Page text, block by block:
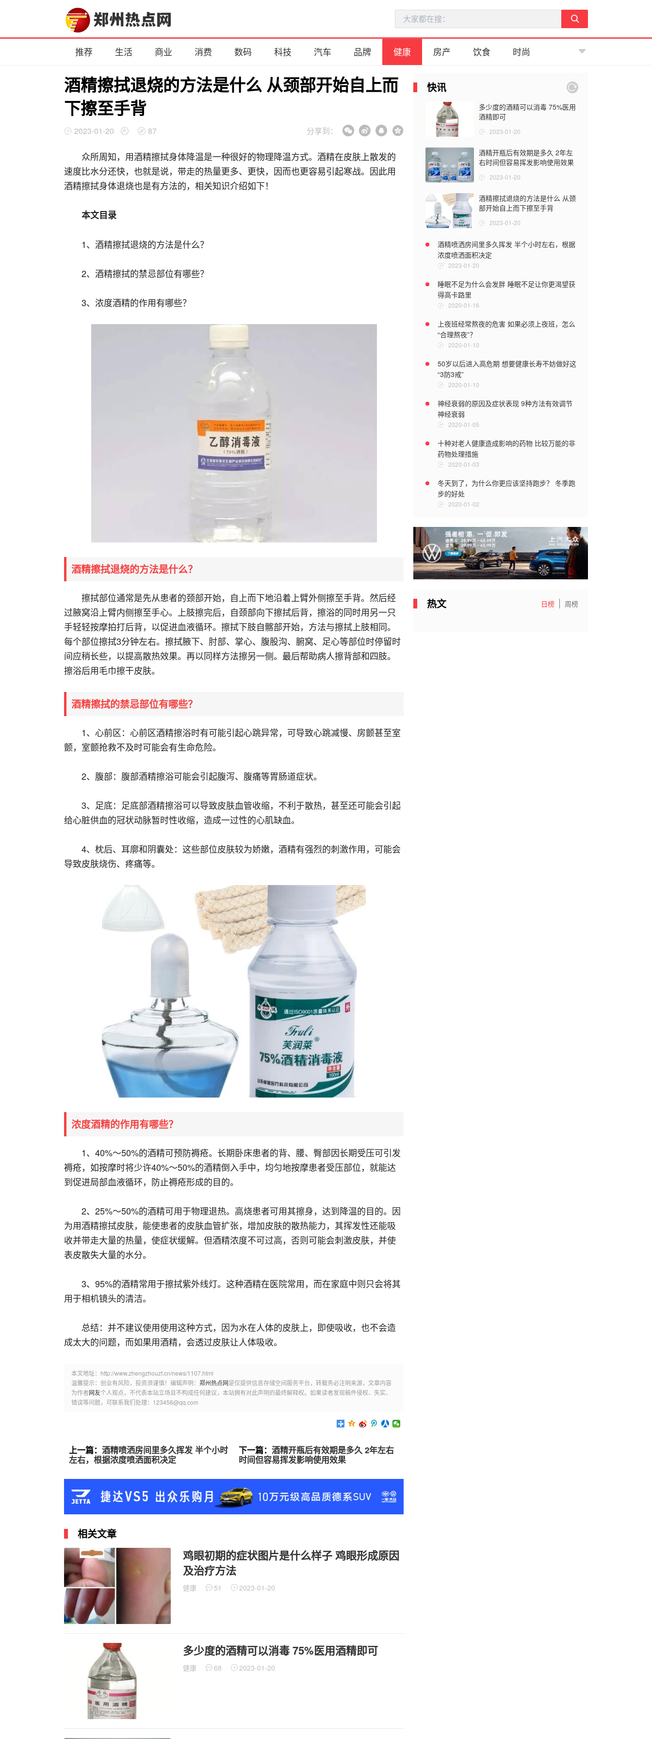
酒精擦拭退烧的方法是什么 从颈部开始自上而
下擦至手背
2023-01-20 87 分享到：
众所周知，用酒精擦拭身体降温是一种很好的物理降温方式。酒精在皮肤上散发的
速度比水分还快，也就是说，带走的热量更多、更快，因而也更容易引起寒战。因此用
酒精擦拭身体退烧也是有方法的，相关知识介绍如下！
本文目录
1、酒精擦拭退烧的方法是什么？
2、酒精擦拭的禁忌部位有哪些？
3、浓度酒精的作用有哪些？
酒精擦拭退烧的方法是什么？
擦拭部位通常是先从患者的颈部开始，自上而下地沿着上臂外侧擦至手背。然后经
过腋窝沿上臂内侧擦至手心。上肢擦完后，自颈部向下擦拭后背，擦浴的同时用另一只
手轻轻按摩拍打后背，以促进血液循环。擦拭下肢自髂部开始，方法与擦拭上肢相同。
每个部位擦拭3分钟左右。擦拭腋下、肘部、掌心、腹股沟、腑窝、足心等部位时停留时
间应稍长些，以提高散热效果。再以同样方法擦另一侧。最后帮助病人擦背部和四肢。
擦浴后用毛巾擦干皮肤。
酒精擦拭的禁忌部位有哪些？
1、心前区：心前区酒精擦浴时有可能引起心跳异常，可导致心跳减慢、房颤甚至室
颤，室颤抢救不及时可能会有生命危险。
2、腹部：腹部酒精擦浴可能会引起腹泻、腹痛等胃肠道症状。
3、足底：足底部酒精擦浴可以导致皮肤血管收缩，不利于散热，甚至还可能会引起
给心脏供血的冠状动脉暂时性收缩，造成一过性的心肌缺血。
4、枕后、耳廓和阴囊处：这些部位皮肤较为娇嫩，酒精有强烈的刺激作用，可能会
导致皮肤烧伤、疼痛等。
浓度酒精的作用有哪些？
1、40%～50%的酒精可预防褥疮。长期卧床患者的背、腰、臀部因长期受压可引发
褥疮，如按摩时将少许40%～50%的酒精倒入手中，均匀地按摩患者受压部位，就能达
到促进局部血液循环，防止褥疮形成的目的。
2、25%～50%的酒精可用于物理退热。高烧患者可用其擦身，达到降温的目的。因
为用酒精擦拭皮肤，能使患者的皮肤血管扩张，增加皮肤的散热能力，其挥发性还能吸
收并带走大量的热量，使症状缓解。但酒精浓度不可过高，否则可能会刺激皮肤，并使
表皮散失大量的水分。
3、95%的酒精常用于擦拭紫外线灯。这种酒精在医院常用，而在家庭中则只会将其
用于相机镜头的清洁。
总结：并不建议使用使用这种方式，因为水在人体的皮肤上，即使吸收，也不会造
成太大的问题，而如果用酒精，会透过皮肤让人体吸收。
本文地址：http://www.zhengzhouzf.cn/news/1107.html
温馨提示：创业有风险，投资须谨慎！编辑声明： 郑州热点网是仅提供信息存储空间服务平台，转载务必注明来源，文章内容
为作者网友个人观点，不代表本站立场且不构成任何建议，本站拥有对此声明的最终解释权。如果读者发现稿件侵权、失实、
错误等问题，可联系我们处理：123456@qq.com
上一篇： 酒精喷洒房间里多久挥发 半个小时
左右，根据浓度喷洒面积决定
下一篇： 酒精开瓶后有效期是多久 2年左右
时间但容易挥发影响使用效果
相关文章
鸡眼初期的症状图片是什么样子 鸡眼形成原因
及治疗方法
健康 51 2023-01-20
多少度的酒精可以消毒 75%医用酒精即可
健康 68 2023-01-20
快讯
2020-01-01
消除心理疲劳的方法有哪些？如
何有效消除心理疲劳？
2019-12-29
女人小便后该不该用卫生纸擦？女人上厕所不
较好
气血不足会有什么样的症状 气血不足会带来什
么样的危害
多少度的酒精可以消毒 75%医用
酒精即可
2023-01-20
酒精开瓶后有效期是多久 2年左
右时间但容易挥发影响使用效果
2023-01-20
酒精擦拭退烧的方法是什么 从颈
部开始自上而下擦至手背
2023-01-20
酒精喷洒房间里多久挥发 半个小时左右，根据
浓度喷洒面积决定
2023-01-20
睡眠不足为什么会发胖 睡眠不足让你更渴望获
得高卡路里
2020-01-16
上夜班经常熬夜的危害 如果必须上夜班，怎么
“合理熬夜”？
2020-01-10
50岁以后进入高危期 想要健康长寿不妨做好这
“3防3戒”
2020-01-10
神经衰弱的原因及症状表现 9种方法有效调节
神经衰弱
2020-01-05
十种对老人健康造成影响的药物 比较万能的非
药物处理措施
2020-01-03
冬天到了，为什么你更应该坚持跑步？ 冬季跑
步的好处
2020-01-02
热文 日榜 周榜
推荐 生活 商业 消费 数码 科技 汽车 品牌 健康 房产 饮食 时尚